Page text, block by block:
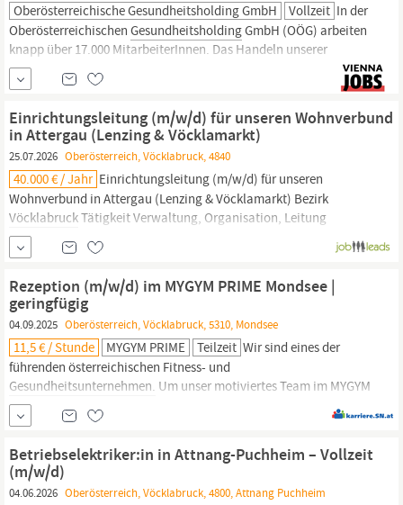
Oberösterreichische Gesundheitsholding GmbH Vollzeit In der
Oberösterreichischen GesundheitsholdingGmbH (OÖG) arbeiten
knapp über 17.000 MitarbeiterInnen. Das Handeln unserer
MitarbeiterInnen orientiert sich am Nutzen für die
Gesundheitund
Lebensqualität der oberösterreichischen Bevölkerung. Wir bieten
unseren MitarbeiterInnen dafür langfristige Job-Perspektiven, die
Ausbildung, Leben...
Einrichtungsleitung (m/w/d) für unseren Wohnverbund
in Attergau (Lenzing & Vöcklamarkt)
25.07.2026 Oberösterreich, Vöcklabruck, 4840
40.000 € / Jahr Einrichtungsleitung (m/w/d) für unseren
Wohnverbund in Attergau (Lenzing & Vöcklamarkt) Bezirk
VöcklabruckTätigkeit Verwaltung, Organisation, Leitung
Beschäftigung 37 Std./W. Verfügbarkeit 01.01.2027 Mit Menschen
wachsen – Betreuung, die bewegt, begleitet und verbindet. Dieses
Ziel verfolgen wir als eine der
Rezeption (m/w/d) im MYGYM PRIME Mondsee |
geringfügig
04.09.2025 Oberösterreich, Vöcklabruck, 5310, Mondsee
11,5 € / Stunde MYGYM PRIME Teilzeit Wir sind eines der
führenden österreichischen Fitness- und
Gesundheitsunternehmen. Um unser motiviertes Team im MYGYM
PRIME Mondsee zu verstärken, suchen wir einein auf
geringfügiger Basis für Wochenenddienste. Deine Benefits:
Arbeitswelt und abwechslungsreiche
Betriebselektriker:in in Attnang-Puchheim – Vollzeit
(m/w/d)
04.06.2026 Oberösterreich, Vöcklabruck, 4800, Attnang Puchheim